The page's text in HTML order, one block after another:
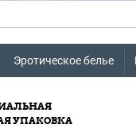
Эротическое белье
УПАКОВКА